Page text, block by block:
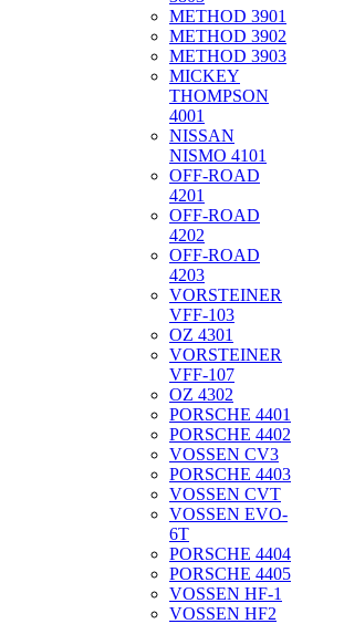
METHOD 3901
METHOD 3902
METHOD 3903
MICKEY
THOMPSON
4001
NISSAN
NISMO 4101
OFF-ROAD
4201
OFF-ROAD
4202
OFF-ROAD
4203
VORSTEINER
VFF-103
OZ 4301
VORSTEINER
VFF-107
OZ 4302
PORSCHE 4401
PORSCHE 4402
VOSSEN CV3
PORSCHE 4403
VOSSEN CVT
VOSSEN EVO-
6T
PORSCHE 4404
PORSCHE 4405
VOSSEN HF-1
VOSSEN HF2